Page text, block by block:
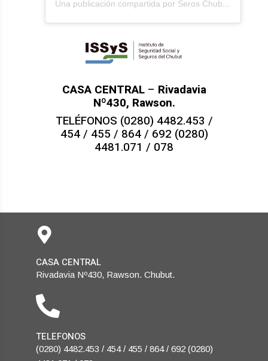
Una publicación compartida por Seros Chubut (@seros_chubut)
CASA CENTRAL– Rivadavia
Nº430, Rawson.
TELÉFONOS (0280) 4482.453 /
454 / 455 / 864 / 692 (0280)
4481.071 / 078
CASA CENTRAL
Rivadavia Nº430, Rawson. Chubut.
TELEFONOS
(0280) 4482.453 / 454 / 455 / 864 / 692 (0280)